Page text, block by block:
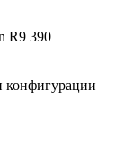
R9 390
конфигурации